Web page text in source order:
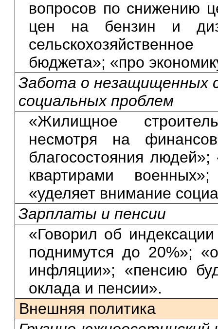
вопросов по снижению
цен на бензин и
бюджета»; «про
Забота о незащищенных
социальных проблем
«Жилищное
несмотря на
благосостояния
квартирами
«уделяет внимание
Зарплаты и пенсии
«Говорил об
поднимутся до 20%»;
инфляции»; «пенсию
оклада и пенсии».
Внешняя политика